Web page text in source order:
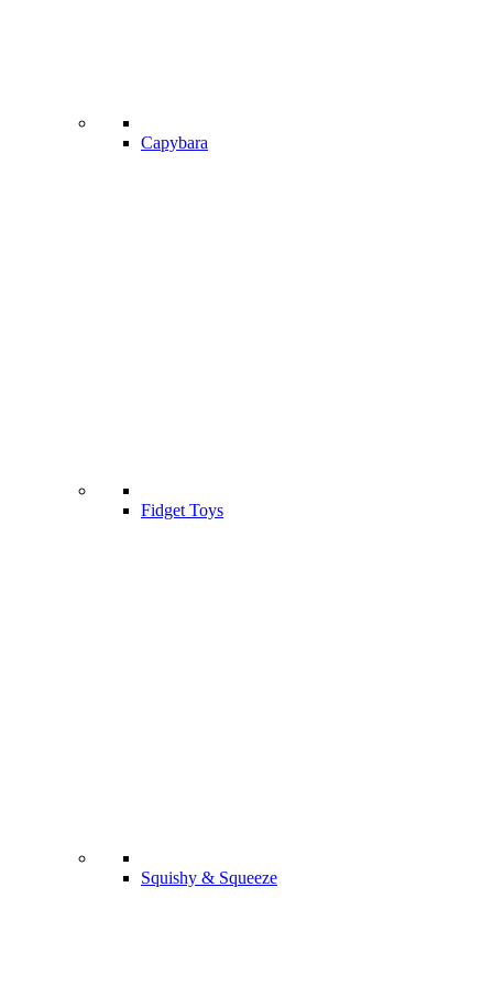
Capybara
Fidget Toys
Squishy & Squeeze